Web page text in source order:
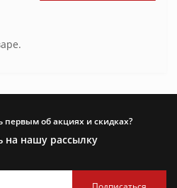
первым об акциях и скидках?
на нашу рассылку